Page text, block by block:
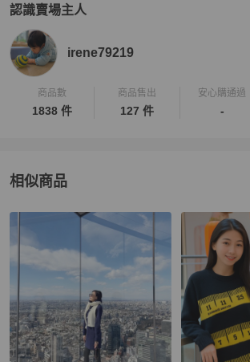
認識賣場主人
PopChill 拍拍圈嚴選賣家
irene79219
商品數
1838 件
商品售出
127 件
安心購通過
-
相似商品
更多相似Moschino女裝推薦精品